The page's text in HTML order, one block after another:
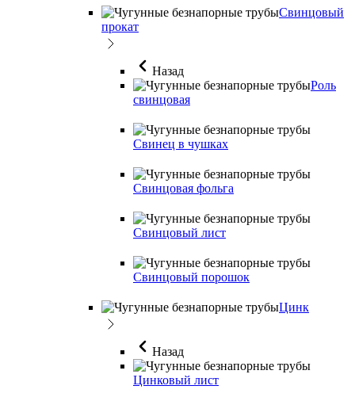
Свинцовый
прокат
Назад
Роль
свинцовая
Свинец в чушках
Свинцовая фольга
Свинцовый лист
Свинцовый порошок
Цинк
Назад
Цинковый лист